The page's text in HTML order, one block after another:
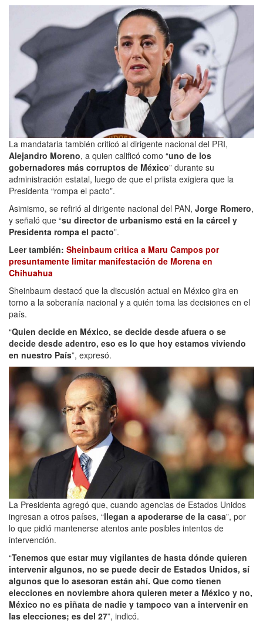
La mandataria también criticó al dirigente nacional del PRI,
Alejandro Moreno, a quien calificó como “uno de los
gobernadores más corruptos de México” durante su
administración estatal, luego de que el priista exigiera que la
Presidenta “rompa el pacto”.
Asimismo, se refirió al dirigente nacional del PAN, Jorge Romero,
y señaló que “su director de urbanismo está en la cárcel y
Presidenta rompa el pacto”.
Leer también: Sheinbaum critica a Maru Campos por
presuntamente limitar manifestación de Morena en
Chihuahua
Sheinbaum destacó que la discusión actual en México gira en
torno a la soberanía nacional y a quién toma las decisiones en el
país.
“Quien decide en México, se decide desde afuera o se
decide desde adentro, eso es lo que hoy estamos viviendo
en nuestro País”, expresó.
La Presidenta agregó que, cuando agencias de Estados Unidos
ingresan a otros países, “llegan a apoderarse de la casa”, por
lo que pidió mantenerse atentos ante posibles intentos de
intervención.
“Tenemos que estar muy vigilantes de hasta dónde quieren
intervenir algunos, no se puede decir de Estados Unidos, sí
algunos que lo asesoran están ahí. Que como tienen
elecciones en noviembre ahora quieren meter a México y no,
México no es piñata de nadie y tampoco van a intervenir en
las elecciones; es del 27”, indicó.